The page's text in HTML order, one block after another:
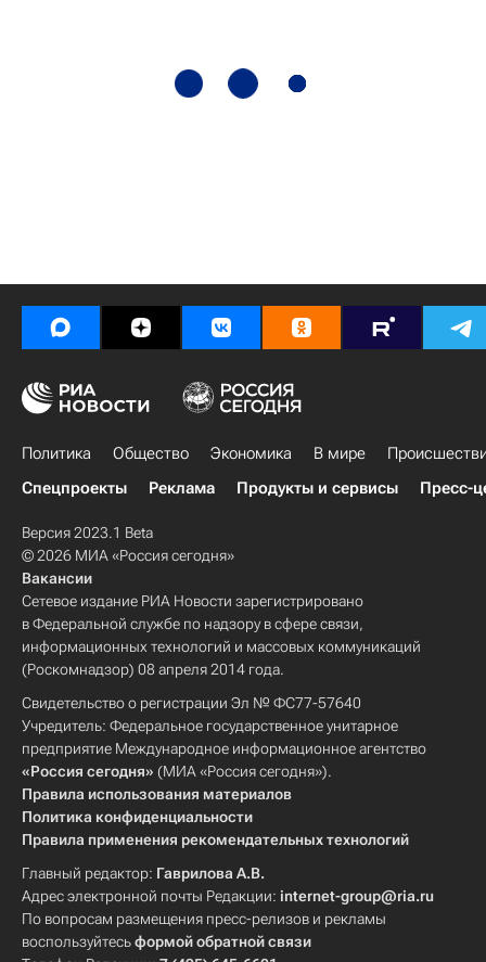
Политика Общество Экономика В мире
Спецпроекты
Реклама Продукты и сервисы Пресс-
Версия 2023.1 Beta
© 2026 МИА «Россия сегодня»
Вакансии
Сетевое издание РИА Новости зарегистрировано
в Федеральной службе по надзору в сфере связи,
информационных технологий и массовых коммуникаций
(Роскомнадзор) 08 апреля 2014 года.
Свидетельство о регистрации Эл № ФС77-57640
Учредитель: Федеральное государственное унитарное
предприятие Международное информационное агентство
«Россия сегодня» (МИА «Россия сегодня»).
Правила использования материалов
Политика конфиденциальности
Правила применения рекомендательных технологий
Главный редактор: Гаврилова А.В.
Адрес электронной почты Редакции: internet-group@ria.ru
По вопросам размещения пресс-релизов и рекламы
воспользуйтесьформой обратной связи